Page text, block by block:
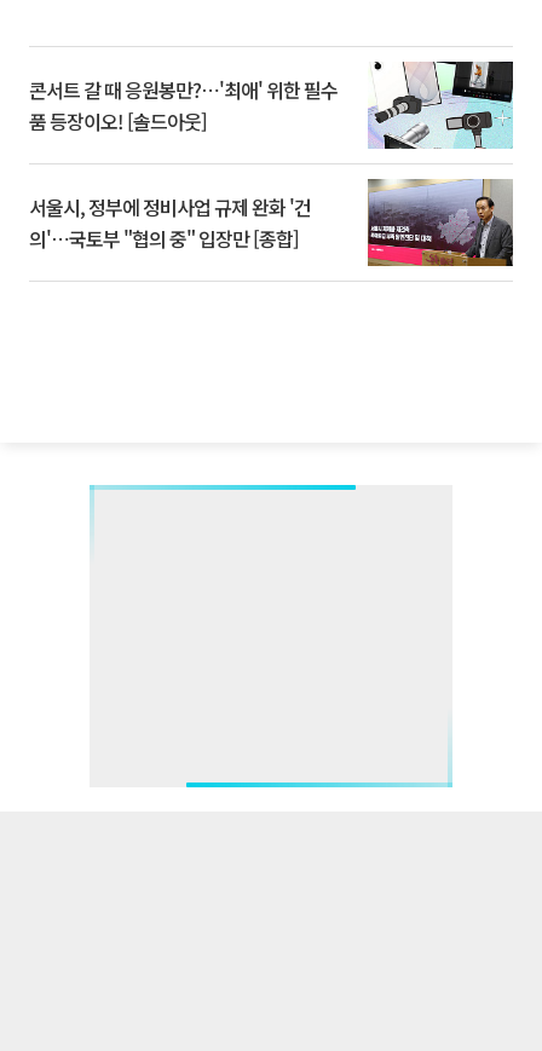
콘서트 갈 때 응원봉만?⋯'최애' 위한 필수
품 등장이오! [솔드아웃]
서울시, 정부에 정비사업 규제 완화 '건
의'⋯국토부 "협의 중" 입장만 [종합]